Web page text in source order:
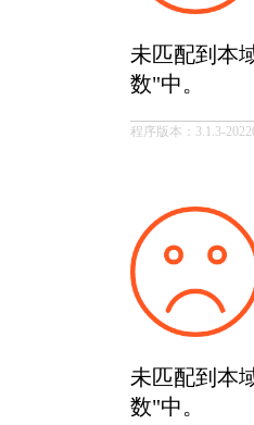
未匹配到本
数"中。
程序版本：3.1.3-
未匹配到本
数"中。